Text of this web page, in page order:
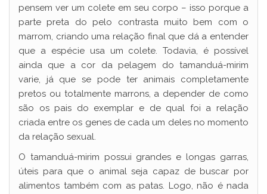
pensem ver um colete em seu corpo – isso porque a
parte preta do pelo contrasta muito bem com o
marrom, criando uma relação final que dá a entender
que a espécie usa um colete. Todavia, é possível
ainda que a cor da pelagem do tamanduá-mirim
varie, já que se pode ter animais completamente
pretos ou totalmente marrons, a depender de como
são os pais do exemplar e de qual foi a relação
criada entre os genes de cada um deles no momento
da relação sexual.
O tamanduá-mirim possui grandes e longas garras,
úteis para que o animal seja capaz de buscar por
alimentos também com as patas. Logo, não é nada